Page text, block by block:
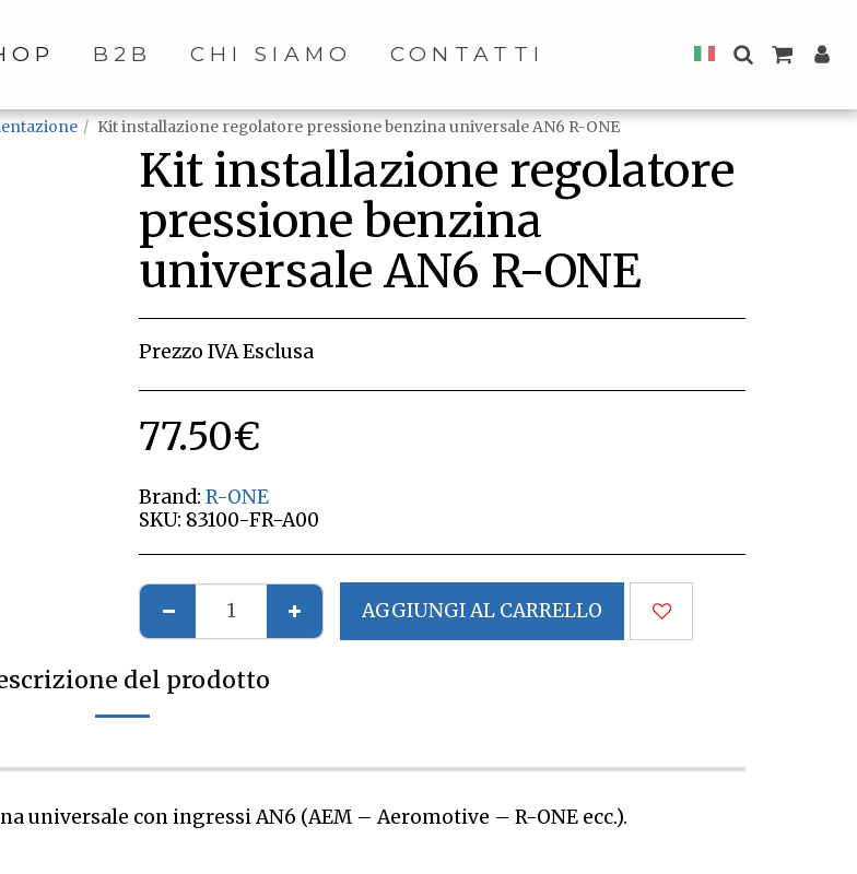
B2B CHI SIAMO CONTATTI
Kit installazione regolatore pressione benzina universale AN6 R-ONE
Kit installazione regolatore
pressione benzina
universale AN6 R-ONE
Prezzo IVA Esclusa
77.50€
Brand: R-ONE
SKU: 83100-FR-A00
AGGIUNGI AL CARRELLO
del prodotto
universale con ingressi AN6 (AEM – Aeromotive – R-ONE ecc.).